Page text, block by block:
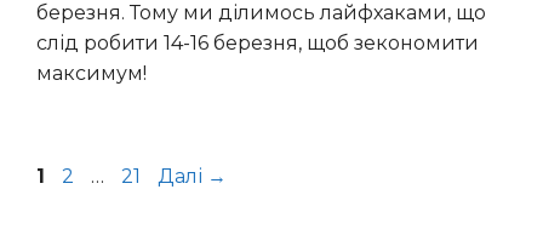
березня. Тому ми ділимось лайфхаками, що
слід робити 14-16 березня, щоб зекономити
максимум!
Сторінка
1 Сторінка
2 … Сторінка
21 Далі →